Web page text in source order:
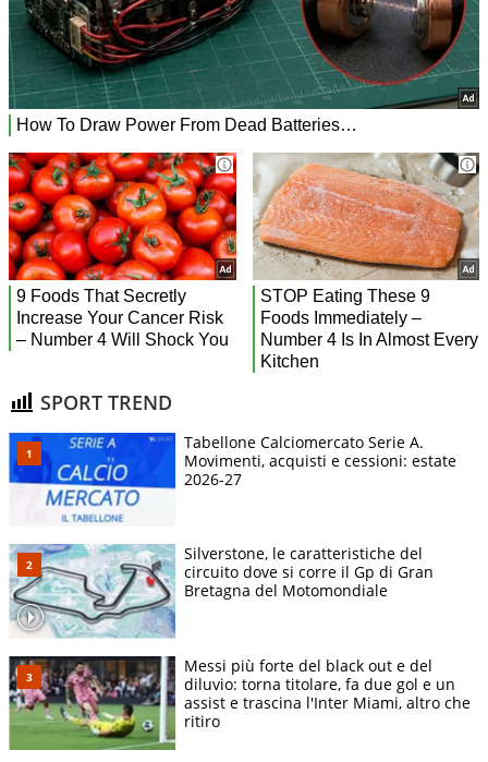
SPORT TREND
Tabellone Calciomercato Serie A.
Movimenti, acquisti e cessioni: estate
2026-27
Silverstone, le caratteristiche del
circuito dove si corre il Gp di Gran
Bretagna del Motomondiale
Messi più forte del black out e del
diluvio: torna titolare, fa due gol e un
assist e trascina l'Inter Miami, altro che
ritiro